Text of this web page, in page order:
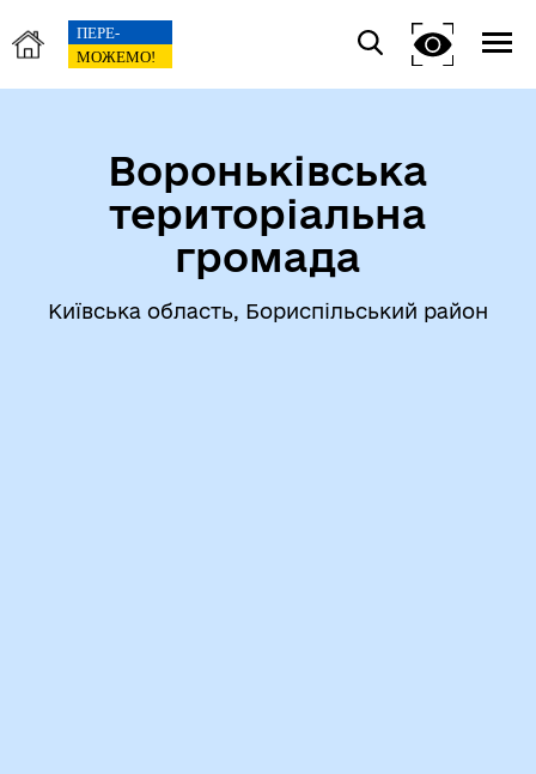
Вороньківська
територіальна
громада
Київська область, Бориспільський район